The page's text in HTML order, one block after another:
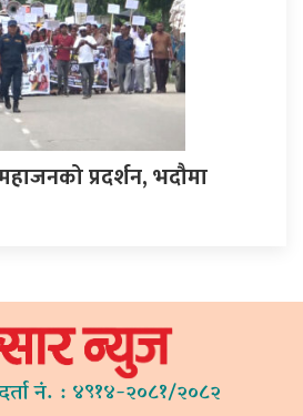
प्रदर्शन, भदौमा
नं. : ४९१४-२०८१/२०८२